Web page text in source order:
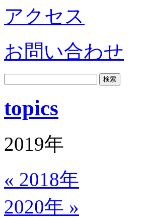
アクセス
お問い合わせ
topics
2019年
« 2018年
2020年 »